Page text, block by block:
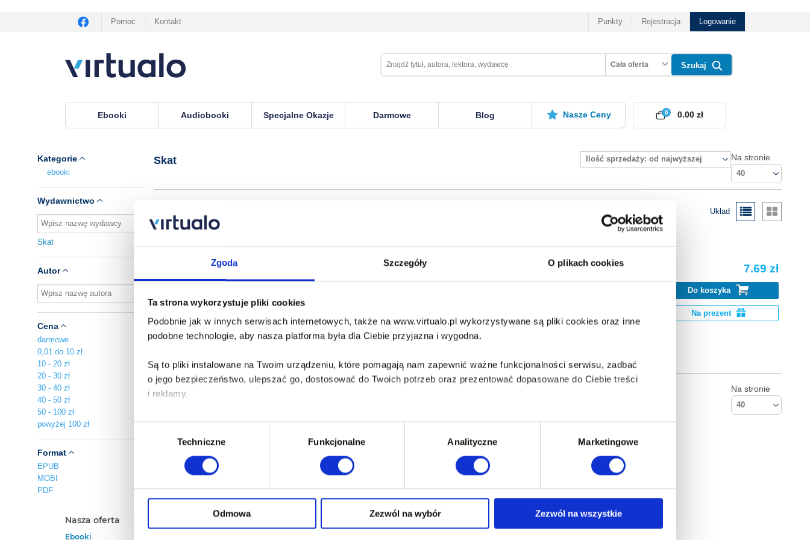
Zgoda Szczegóły O plikach cookies
Ta strona wykorzystuje pliki cookies
Podobnie jak w innych serwisach internetowych, także na www.virtualo.pl wykorzystywane są pliki cookies oraz inne
podobne technologie, aby nasza platforma była dla Ciebie przyjazna i wygodna.
Są to pliki instalowane na Twoim urządzeniu, które pomagają nam zapewnić ważne funkcjonalności serwisu, zadbać
o jego bezpieczeństwo, ulepszać go, dostosować do Twoich potrzeb oraz prezentować dopasowane do Ciebie treści
i reklamy.
Poza plikami, które są nam niezbędne do prawidłowego i bezpiecznego działania serwisu - są także takie, które wymagają
Twojej zgody.
Każda udzielona zgoda poprawi Twoje doświadczenia jeśli jesteś naszym Użytkownikiem.
zgody
Techniczne Funkcjonalne Analityczne Marketingowe
Odmowa Zezwól na wybór Zezwól na wszystkie
Pomoc Kontakt Punkty Rejestracja Logowanie
Cała oferta Szukaj
Ebooki Audiobooki Specjalne Okazje Darmowe Blog Nasze Ceny 0
0.00 zł
Kategorie
ebooki
Wydawnictwo
Skat
Autor
Cena
darmowe
0,01 do 10 zł
10 - 20 zł
20 - 30 zł
30 - 40 zł
40 - 50 zł
50 - 100 zł
powyżej 100 zł
Format
EPUB
MOBI
PDF
Skat Ilość sprzedaży: od najwyższej Na stronie
40
Układ
doświadczeń, które barwnie opisuje w dwunastu sensacyjnych opowiadaniach....
EBOOK: PDF,EPUB,MOBI
Zabezpieczenie:
Watermark
7.69 zł
Do koszyka
Na prezent
Na stronie
40
Nasza oferta
Ebooki
Baza wiedzy Kontakt